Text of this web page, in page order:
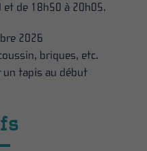
et de 18h50 à 20h05.
2026
briques, etc.
un tapis au début